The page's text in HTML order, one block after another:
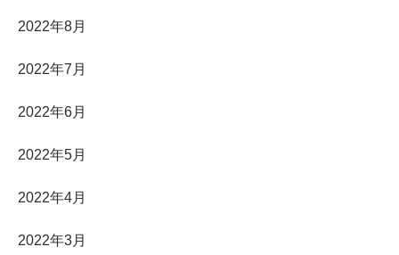
2022年8月
2022年7月
2022年6月
2022年5月
2022年4月
2022年3月